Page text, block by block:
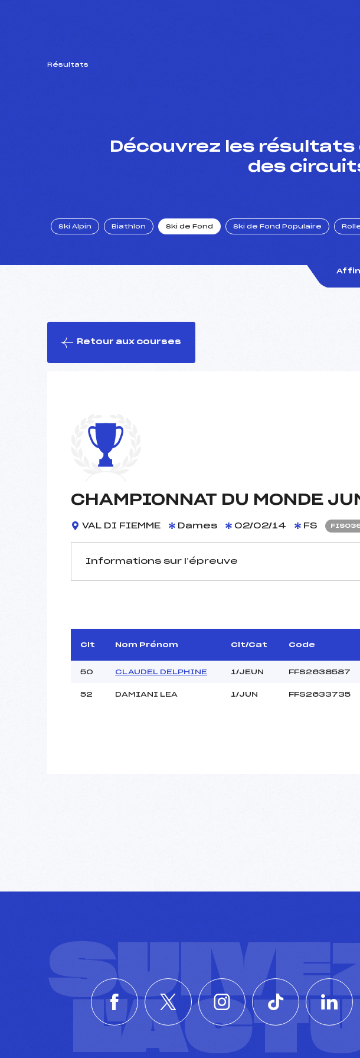
Résultats
Découvrez les
des
Ski Alpin Biathlon Ski de Fond Ski de Fond Populaire
Retour aux courses
CHAMPIONNAT DU MONDE
VAL DI FIEMME Dames 02/02/14 FS
Informations sur l’épreuve
D.T Adjoint :
Dir. Epreuve :
Clt Nom Prénom Clt/Cat Code
50 CLAUDEL DELPHINE 1/JEUN FFS2638587
52 DAMIANI LEA 1/JUN FFS2633735